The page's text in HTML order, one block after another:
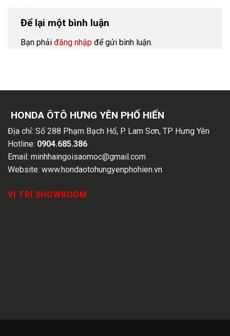
Để lại một bình luận
Bạn phải đăng nhập để gửi bình luận.
HONDA ÔTÔ HƯNG YÊN PHỐ HIẾN
Địa chỉ: Số 288 Phạm Bạch Hổ, P. Lam Sơn, TP Hưng Yên
Hotline: 0904.685.386
Email: minhhaingoisaomoc@gmail.com
Website: www.hondaotohungyenphohien.vn
VỊ TRÍ SHOWROOM